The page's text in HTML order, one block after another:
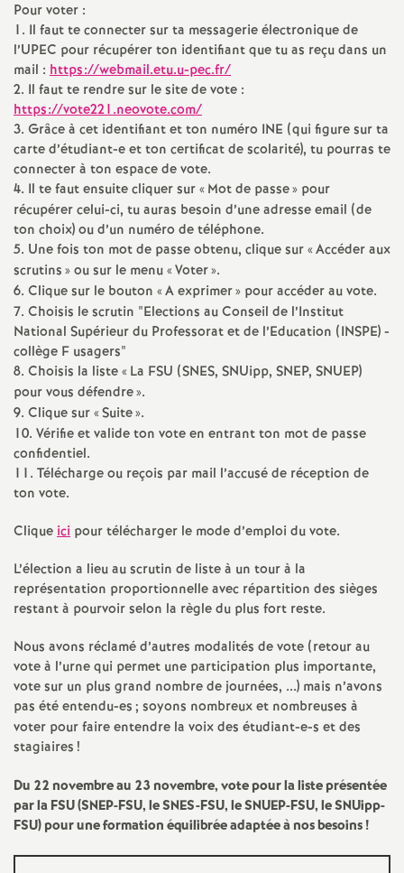
s
e
S
e
c
o
n
d
d
e
g
r
é
O
r
l
é
Pour voter :
1. Il faut te connecter sur ta messagerie électronique de
l’UPEC pour récupérer ton identifiant que tu as reçu dans un
mail : https://webmail.etu.u-pec.fr/
2. Il faut te rendre sur le site de vote :
https://vote221.neovote.com/
3. Grâce à cet identifiant et ton numéro INE (qui figure sur ta
carte d’étudiant-e et ton certificat de scolarité), tu pourras te
connecter à ton espace de vote.
4. Il te faut ensuite cliquer sur «Mot de passe» pour
récupérer celui-ci, tu auras besoin d’une adresse email (de
ton choix) ou d’un numéro de téléphone.
5. Une fois ton mot de passe obtenu, clique sur «Accéder aux
scrutins» ou sur le menu «Voter».
6. Clique sur le bouton «A exprimer» pour accéder au vote.
7. Choisis le scrutin "Elections au Conseil de l’Institut
National Supérieur du Professorat et de l’Education (INSPE) -
collège F usagers"
8. Choisis la liste «La FSU (SNES, SNUipp, SNEP, SNUEP)
pour vous défendre».
9. Clique sur «Suite».
10. Vérifie et valide ton vote en entrant ton mot de passe
confidentiel.
11. Télécharge ou reçois par mail l’accusé de réception de
ton vote.
Cliqueici pour télécharger le mode d’emploi du vote.
L’élection a lieu au scrutin de liste à un tour à la
représentation proportionnelle avec répartition des sièges
restant à pourvoir selon la règle du plus fort reste.
Nous avons réclamé d’autres modalités de vote (retour au
vote à l’urne qui permet une participation plus importante,
vote sur un plus grand nombre de journées, ...) mais n’avons
pas été entendu-es; soyons nombreux et nombreuses à
voter pour faire entendre la voix des étudiant-e-s et des
stagiaires !
Du 22 novembre au 23 novembre, vote pour la liste présentée
par laFSU(SNEP-FSU, leSNES-FSU, leSNUEP-FSU, le SNUipp-
FSU) pour une formation équilibrée adaptée à nos besoins!